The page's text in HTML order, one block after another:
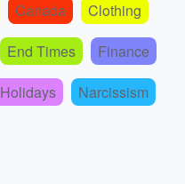
Canada
Clothing
End Times
Finance
Holidays
Narcissism